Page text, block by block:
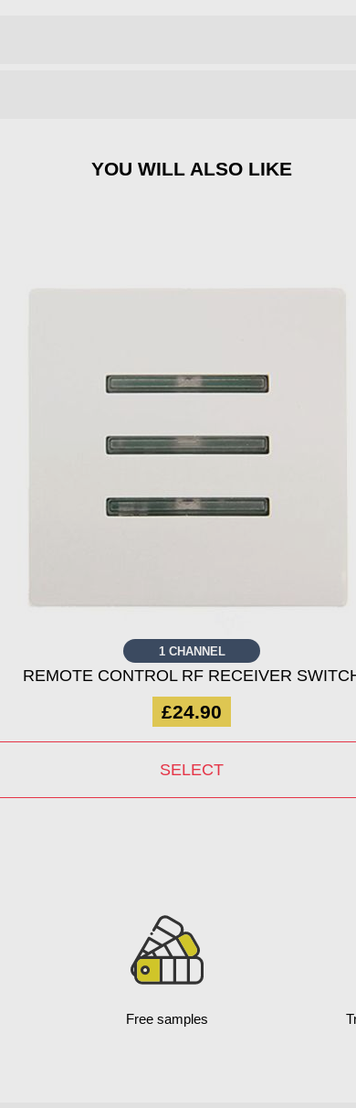
YOU WILL ALSO LIKE
1 CHANNEL
REMOTE CONTROL RF RECEIVER
£24.90
SELECT
Free samples